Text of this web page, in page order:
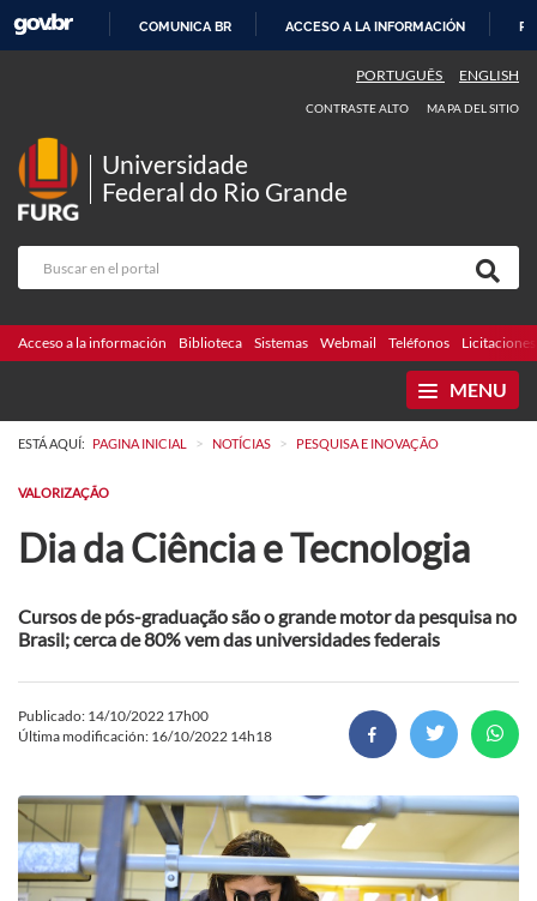
CONTENIDO
COMUNICA BR ACCESO A LA INFORMACIÓN
PORTUGUÊS ENGLISH
CONTRASTE ALTO MAPA DEL SITIO
Universidade
Federal do Rio Grande
Acceso a la información Biblioteca Sistemas Webmail Teléfonos Licitaciones
MENU
ESTÁ AQUÍ: PAGINA INICIAL > NOTÍCIAS > PESQUISA E INOVAÇÃO
VALORIZAÇÃO
Dia da Ciência e Tecnologia
Cursos de pós-graduação são o grande motor da pesquisa no
Brasil; cerca de 80% vem das universidades federais
Publicado: 14/10/2022 17h00
Última modificación: 16/10/2022 14h18